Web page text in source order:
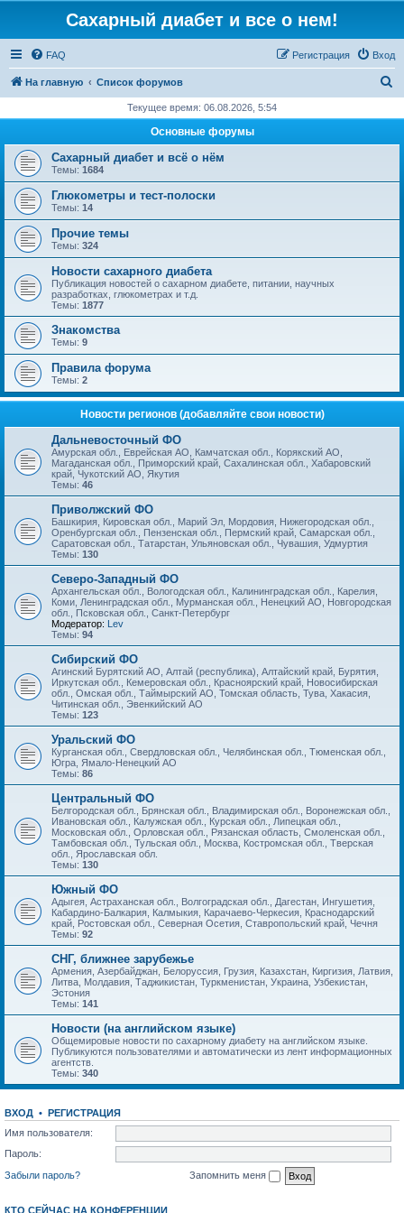
Сахарный диабет и все о нем!
FAQ Вход
Регистрация
На главную Список форумов
с
Текущее время: 06.08.2026, 5:54
Основные форумы
Сахарный диабет и всё о нём
Темы: 1684
Глюкометры и тест-полоски
Темы: 14
Прочие темы
Темы: 324
Новости сахарного диабета
Публикация новостей о сахарном диабете, питании, научных
разработках, глюкометрах и т.д.
Темы: 1877
Знакомства
Темы: 9
Правила форума
Темы: 2
Новости регионов (добавляйте свои новости)
Дальневосточный ФО
Амурская обл., Еврейская АО, Камчатская обл., Корякский АО,
Магаданская обл., Приморский край, Сахалинская обл., Хабаровский
край, Чукотский АО, Якутия
Темы: 46
Приволжский ФО
Башкирия, Кировская обл., Марий Эл, Мордовия, Нижегородская обл.,
Оренбургская обл., Пензенская обл., Пермский край, Самарская обл.,
Саратовская обл., Татарстан, Ульяновская обл., Чувашия, Удмуртия
Темы: 130
Северо-Западный ФО
Архангельская обл., Вологодская обл., Калининградская обл., Карелия,
Коми, Ленинградская обл., Мурманская обл., Ненецкий АО, Новгородская
обл., Псковская обл., Санкт-Петербург
Модератор: Lev
Темы: 94
Сибирский ФО
Агинский Бурятский АО, Алтай (республика), Алтайский край, Бурятия,
Иркутская обл., Кемеровская обл., Красноярский край, Новосибирская
обл., Омская обл., Таймырский АО, Томская область, Тува, Хакасия,
Читинская обл., Эвенкийский АО
Темы: 123
Уральский ФО
Курганская обл., Свердловская обл., Челябинская обл., Тюменская обл.,
Югра, Ямало-Ненецкий АО
Темы: 86
Центральный ФО
Белгородская обл., Брянская обл., Владимирская обл., Воронежская обл.,
Ивановская обл., Калужская обл., Курская обл., Липецкая обл.,
Московская обл., Орловская обл., Рязанская область, Смоленская обл.,
Тамбовская обл., Тульская обл., Москва, Костромская обл., Тверская
обл., Ярославская обл.
Темы: 130
Южный ФО
Адыгея, Астраханская обл., Волгоградская обл., Дагестан, Ингушетия,
Кабардино-Балкария, Калмыкия, Карачаево-Черкесия, Краснодарский
край, Ростовская обл., Северная Осетия, Ставропольский край, Чечня
Темы: 92
СНГ, ближнее зарубежье
Армения, Азербайджан, Белоруссия, Грузия, Казахстан, Киргизия, Латвия,
Литва, Молдавия, Таджикистан, Туркменистан, Украина, Узбекистан,
Эстония
Темы: 141
Новости (на английском языке)
Общемировые новости по сахарному диабету на английском языке.
Публикуются пользователями и автоматически из лент информационных
агентств.
Темы: 340
ВХОД • РЕГИСТРАЦИЯ
Имя пользователя:
Пароль:
Забыли пароль?
Запомнить меня
КТО СЕЙЧАС НА КОНФЕРЕНЦИИ